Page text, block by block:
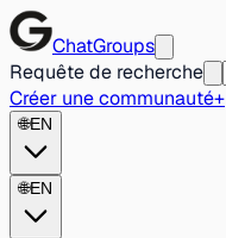
ChatGroups
Requête de recherche
Créer une communauté+
🌐EN
🌐EN